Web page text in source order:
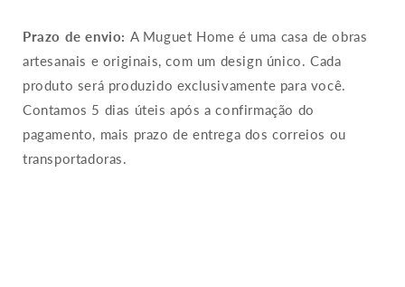
Prazo de envio: A Muguet Home é uma casa de obras
artesanais e originais, com um design único. Cada
produto será produzido exclusivamente para você.
Contamos 5 dias úteis após a confirmação do
pagamento, mais prazo de entrega dos correios ou
transportadoras.